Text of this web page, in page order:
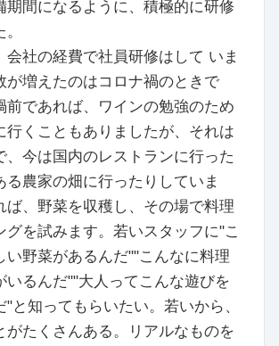
期間になるように、積極的に研修
社の経費で社員研修はして いま
が増えたのはコロナ禍のときで
前であれば、ワインの勉強のため
行くこともありましたが、それは
、今は国内のレストランに行った
る農家の畑に行ったりしていま
ば、野菜を収穫し、その場で料理
グを試みます。若いスタッフに"こ
い野菜があるんだ""こんなに料理
いるんだ""大人ってこんな遊びを
"と知ってもらいたい。若いから、
がたくさんある。リアルなものを